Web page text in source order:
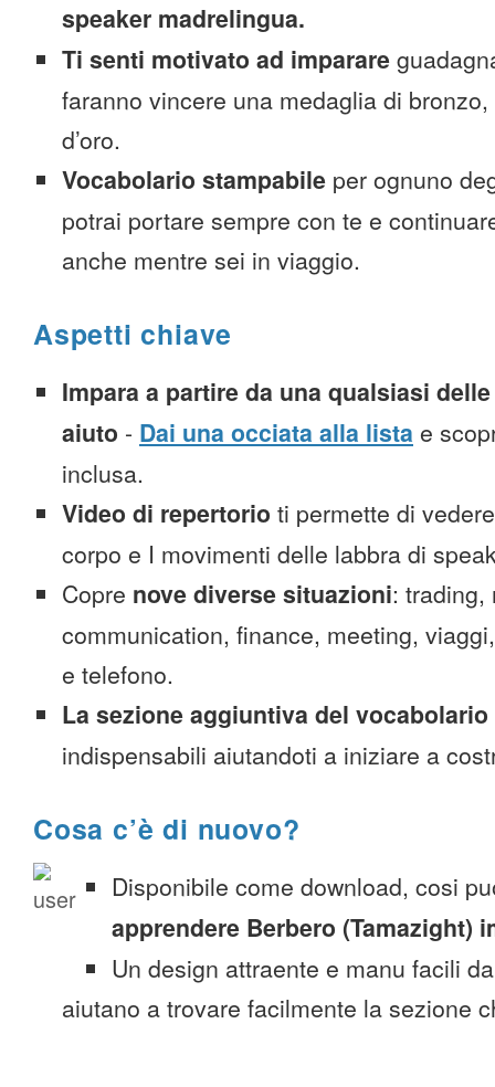
speaker madrelingua.
Ti senti motivato ad imparare
faranno vincere una medaglia di
d’oro.
Vocabolario stampabile per ognuno
potrai portare sempre con te e
anche mentre sei in viaggio.
Aspetti chiave
Impara a partire da una qualsiasi
aiuto - Dai una occiata alla lista e
inclusa.
Video di repertorio ti permette di
corpo e I movimenti delle labbra di
Copre nove diverse situazioni: trading,
communication, finance, meeting,
e telefono.
La sezione aggiuntiva del vocabolario
indispensabili aiutandoti a iniziare a
Cosa c’è di nuovo?
Disponibile come download, cosi
apprendere Berbero (Tamazight)
Un design attraente e manu facili
aiutano a trovare facilmente la sezione